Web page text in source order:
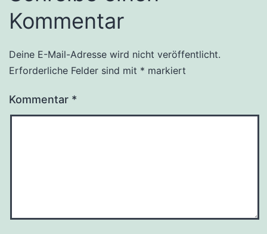
Kommentar
Deine E-Mail-Adresse wird nicht veröffentlicht.
Erforderliche Felder sind mit * markiert
Kommentar *